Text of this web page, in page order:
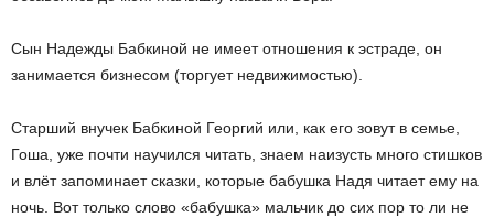
Сын Надежды Бабкиной не имеет отношения к эстраде, он
занимается бизнесом (торгует недвижимостью).
Старший внучек Бабкиной Георгий или, как его зовут в семье,
Гоша, уже почти научился читать, знаем наизусть много стишков
и влёт запоминает сказки, которые бабушка Надя читает ему на
ночь. Вот только слово «бабушка» мальчик до сих пор то ли не